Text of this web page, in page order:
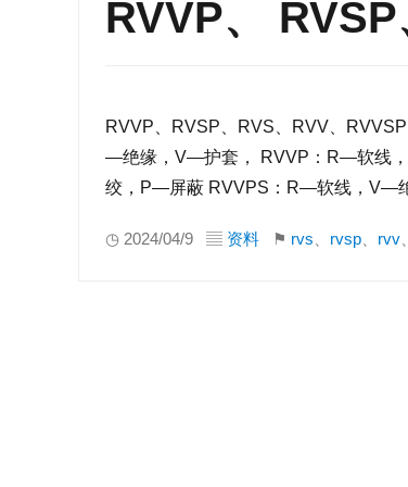
RVVP、
RVVP、RVSP、RVS、RVV、
—绝缘，V—护套， RVVP：R—软线
绞，P—屏蔽 RVVPS：R—软线，
◷ 2024/04/9 ▤ 资料 ⚑ rvs rvsp rvv